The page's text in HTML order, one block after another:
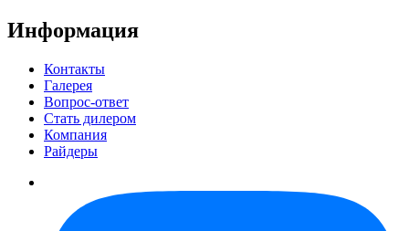
Информация
Контакты
Галерея
Вопрос-ответ
Стать дилером
Компания
Райдеры